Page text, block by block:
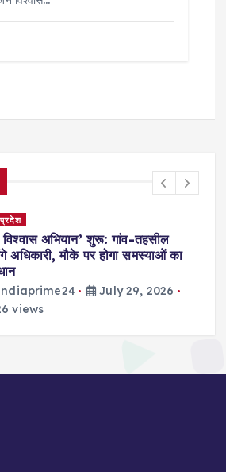
अभियान’ शुरू: गांव-तहसील
अधिकारी, मौके पर होगा समस्याओं का
July 29, 2026
views